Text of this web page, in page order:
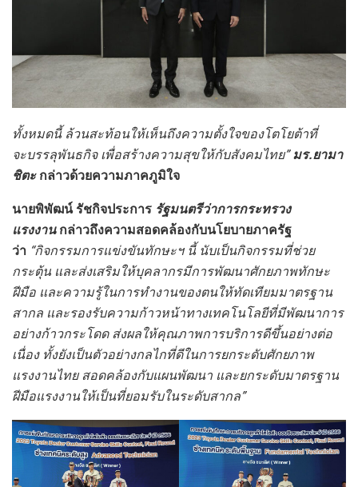
ทั้งหมดนี้ ล้วนสะท้อนให้เห็นถึงความตั้งใจของโตโยต้าที่
จะบรรลุพันธกิจ เพื่อสร้างความสุขให้กับสังคมไทย”มร.ยามา
ชิตะกล่าวด้วยความภาคภูมิใจ
นายพิพัฒน์ รัชกิจประการ รัฐมนตรีว่าการกระทรวง
แรงงาน กล่าวถึงความสอดคล้องกับนโยบายภาครัฐ
ว่า “กิจกรรมการแข่งขันทักษะฯ นี้ นับเป็นกิจกรรมที่ช่วย
กระตุ้น และส่งเสริมให้บุคลากรมีการพัฒนาศักยภาพทักษะ
ฝีมือ และความรู้ในการทำงานของตนให้ทัดเทียมมาตรฐาน
สากล และรองรับความก้าวหน้าทางเทคโนโลยีที่มีพัฒนาการ
อย่างก้าวกระโดด ส่งผลให้คุณภาพการบริการดีขึ้นอย่างต่อ
เนื่อง ทั้งยังเป็นตัวอย่างกลไกที่ดีในการยกระดับศักยภาพ
แรงงานไทย สอดคล้องกับแผนพัฒนา และยกระดับมาตรฐาน
ฝีมือแรงงานให้เป็นที่ยอมรับในระดับสากล”